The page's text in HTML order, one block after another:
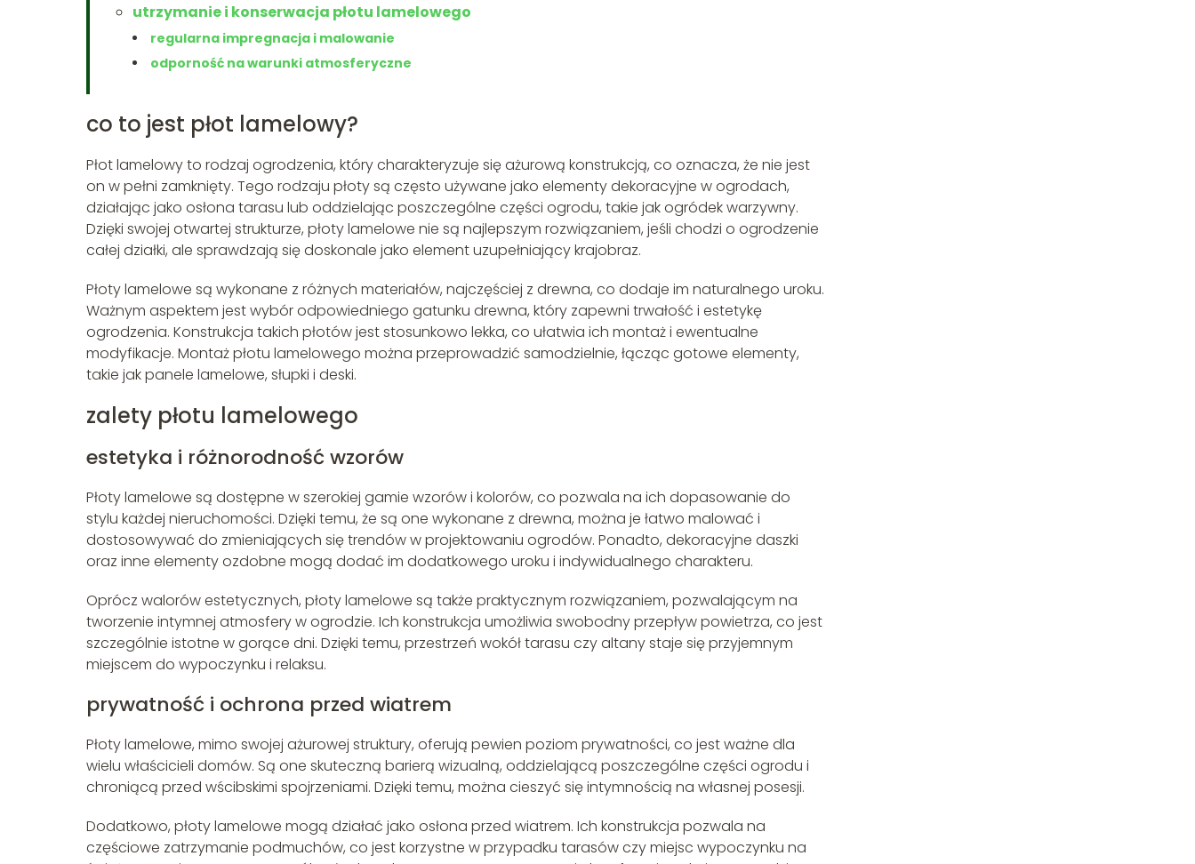
utrzymanie i konserwacja płotu lamelowego
regularna impregnacja i malowanie
odporność na warunki atmosferyczne
co to jest płot lamelowy?
Płot lamelowy to rodzaj ogrodzenia, który charakteryzuje się ażurową konstrukcją, co oznacza, że nie jest
on w pełni zamknięty. Tego rodzaju płoty są często używane jako elementy dekoracyjne w ogrodach,
działając jako osłona tarasu lub oddzielając poszczególne części ogrodu, takie jak ogródek warzywny.
Dzięki swojej otwartej strukturze, płoty lamelowe nie są najlepszym rozwiązaniem, jeśli chodzi o ogrodzenie
całej działki, ale sprawdzają się doskonale jako element uzupełniający krajobraz.
Płoty lamelowe są wykonane z różnych materiałów, najczęściej z drewna, co dodaje im naturalnego uroku.
Ważnym aspektem jest wybór odpowiedniego gatunku drewna, który zapewni trwałość i estetykę
ogrodzenia. Konstrukcja takich płotów jest stosunkowo lekka, co ułatwia ich montaż i ewentualne
modyfikacje. Montaż płotu lamelowego można przeprowadzić samodzielnie, łącząc gotowe elementy,
takie jak panele lamelowe, słupki i deski.
zalety płotu lamelowego
estetyka i różnorodność wzorów
Płoty lamelowe są dostępne w szerokiej gamie wzorów i kolorów, co pozwala na ich dopasowanie do
stylu każdej nieruchomości. Dzięki temu, że są one wykonane z drewna, można je łatwo malować i
dostosowywać do zmieniających się trendów w projektowaniu ogrodów. Ponadto, dekoracyjne daszki
oraz inne elementy ozdobne mogą dodać im dodatkowego uroku i indywidualnego charakteru.
Oprócz walorów estetycznych, płoty lamelowe są także praktycznym rozwiązaniem, pozwalającym na
tworzenie intymnej atmosfery w ogrodzie. Ich konstrukcja umożliwia swobodny przepływ powietrza, co jest
szczególnie istotne w gorące dni. Dzięki temu, przestrzeń wokół tarasu czy altany staje się przyjemnym
miejscem do wypoczynku i relaksu.
prywatność i ochrona przed wiatrem
Płoty lamelowe, mimo swojej ażurowej struktury, oferują pewien poziom prywatności, co jest ważne dla
wielu właścicieli domów. Są one skuteczną barierą wizualną, oddzielającą poszczególne części ogrodu i
chroniącą przed wścibskimi spojrzeniami. Dzięki temu, można cieszyć się intymnością na własnej posesji.
Dodatkowo, płoty lamelowe mogą działać jako osłona przed wiatrem. Ich konstrukcja pozwala na
częściowe zatrzymanie podmuchów, co jest korzystne w przypadku tarasów czy miejsc wypoczynku na